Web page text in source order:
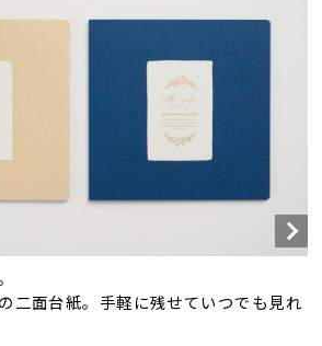
二面台紙。手軽に残せていつでも見れ